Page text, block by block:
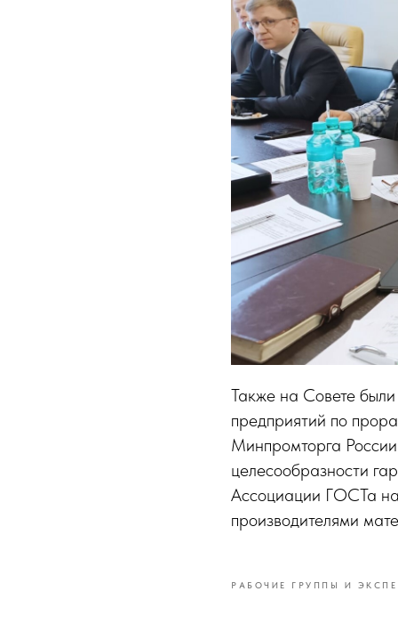
Также на Совете
предприятий по
Минпромторга
целесообразности
Ассоциации ГОСТа
производителями
РАБОЧИЕ ГРУППЫ И